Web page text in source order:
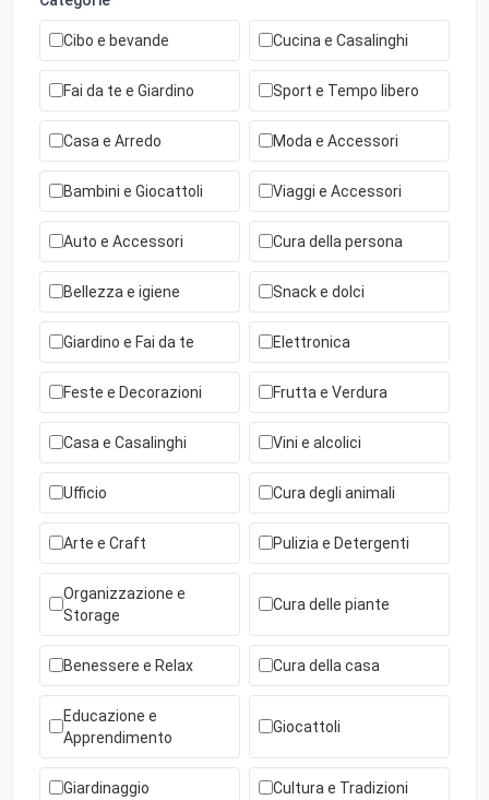
Cibo e bevande Cucina e Casalinghi
Fai da te e Giardino Sport e Tempo libero
Casa e Arredo Moda e Accessori
Bambini e Giocattoli Viaggi e Accessori
Auto e Accessori Cura della persona
Bellezza e igiene Snack e dolci
Giardino e Fai da te Elettronica
Feste e Decorazioni Frutta e Verdura
Casa e Casalinghi Vini e alcolici
Ufficio Cura degli animali
Arte e Craft Pulizia e Detergenti
Organizzazione e
Storage
Cura delle piante
Benessere e Relax Cura della casa
Educazione e
Apprendimento
Giocattoli
Giardinaggio Cultura e Tradizioni